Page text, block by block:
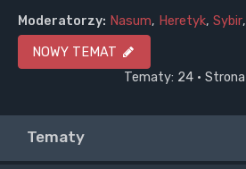
Moderatorzy: Nasum, Heretyk, Sybir,
NOWY TEMAT
Tematy: 24 • Strona
Tematy